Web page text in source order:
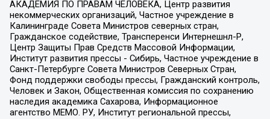
АКАДЕМИЯ ПО ПРАВАМ ЧЕЛОВЕКА, Центр развития
некоммерческих организаций, Частное учреждение в
Калининграде Совета Министров северных стран,
Гражданское содействие, Трансперенси Интернешнл-Р,
Центр Защиты Прав Средств Массовой Информации,
Институт развития прессы - Сибирь, Частное учреждение в
Санкт-Петербурге Совета Министров Северных Стран,
Фонд поддержки свободы прессы, Гражданский контроль,
Человек и Закон, Общественная комиссия по сохранению
наследия академика Сахарова, Информационное
агентство МЕМО. РУ, Институт региональной прессы,